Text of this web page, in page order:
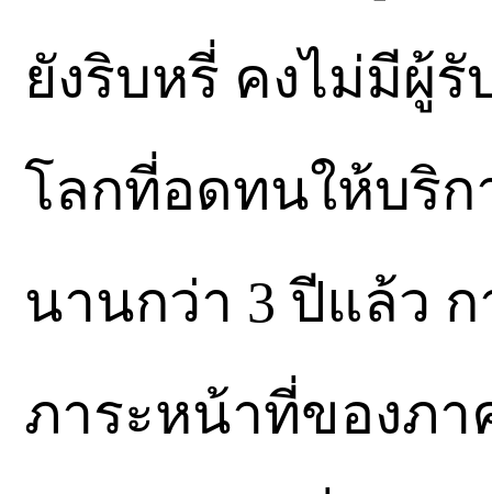
ยังริบหรี่ คงไม่มีผู้
โลกที่อดทนให้บริก
นานกว่า 3 ปีแล้ว
ภาระหน้าที่ของภา